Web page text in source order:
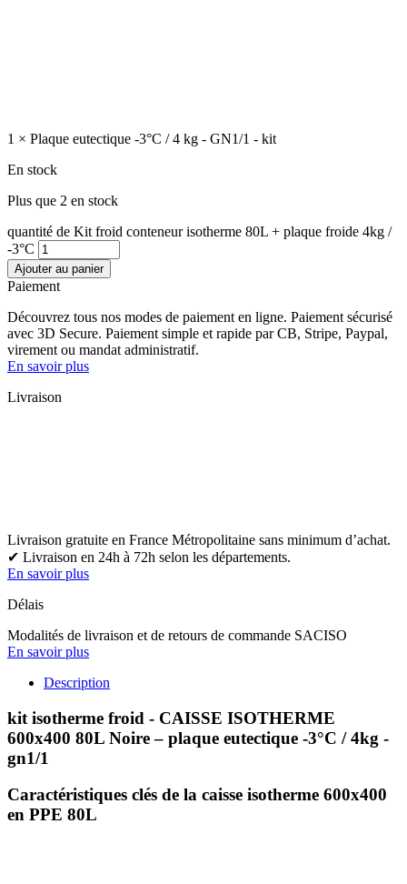
1 × Plaque eutectique -3°C / 4 kg - GN1/1 - kit
En stock
Plus que 2 en stock
quantité de Kit froid conteneur isotherme 80L + plaque froide 4kg /
-3°C
Ajouter au panier
Paiement
Découvrez tous nos modes de paiement en ligne. Paiement sécurisé
avec 3D Secure. Paiement simple et rapide par CB, Stripe, Paypal,
virement ou mandat administratif.
En savoir plus
Livraison
Livraison gratuite en France Métropolitaine sans minimum d’achat.
✔ Livraison en 24h à 72h selon les départements.
En savoir plus
Délais
Modalités de livraison et de retours de commande SACISO
En savoir plus
Description
kit isotherme froid - CAISSE ISOTHERME
600x400 80L Noire – plaque eutectique -3°C / 4kg -
gn1/1
Caractéristiques clés de la caisse isotherme 600x400
en PPE 80L